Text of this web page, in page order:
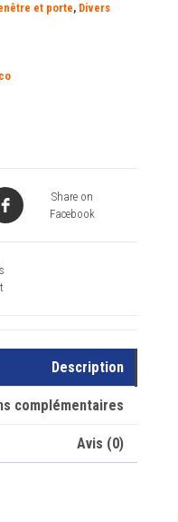
et porte, Divers
Share on
Facebook
Description
complémentaires
Avis (0)